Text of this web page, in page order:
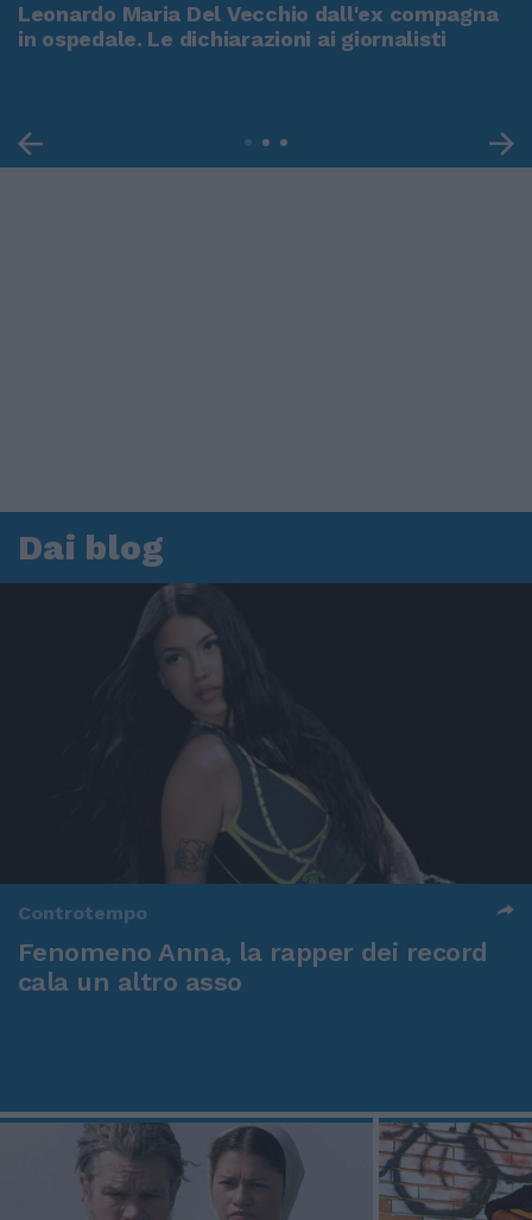
Leonardo Maria Del Vecchio dall'ex compagna
in ospedale. Le dichiarazioni ai giornalisti
Dai blog
Controtempo
Fenomeno Anna, la rapper dei record
cala un altro asso